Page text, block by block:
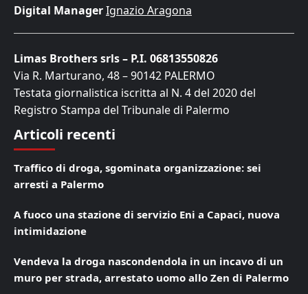
Digital ManagerIgnazio Aragona
Limas Brothers srls – P.I. 06813550826
Via R. Marturano, 48 – 90142 PALERMO
Testata giornalistica iscritta al N. 4 del 2020 del
Registro Stampa del Tribunale di Palermo
Articoli recenti
Traffico di droga, sgominata organizzazione: sei
arresti a Palermo
A fuoco una stazione di servizio Eni a Capaci, nuova
intimidazione
Vendeva la droga nascondendola in un incavo di un
muro per strada, arrestato uomo allo Zen di Palermo